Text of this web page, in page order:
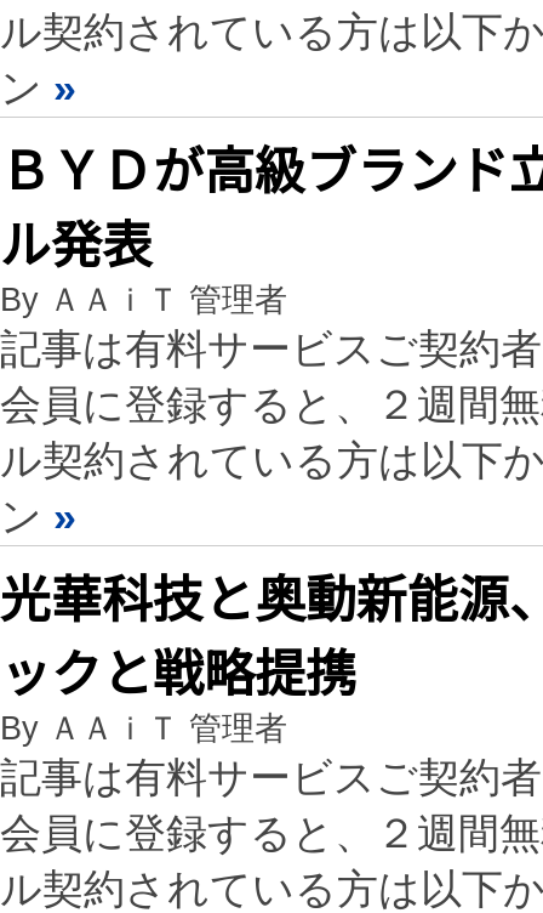
ル契約されている方は以下
ン »
ＢＹＤが高級ブランド
ル発表
By ＡＡｉＴ 管理者
記事は有料サービスご契約
会員に登録すると、２週間
ル契約されている方は以下
ン »
光華科技と奥動新能源
ックと戦略提携
By ＡＡｉＴ 管理者
記事は有料サービスご契約
会員に登録すると、２週間
ル契約されている方は以下